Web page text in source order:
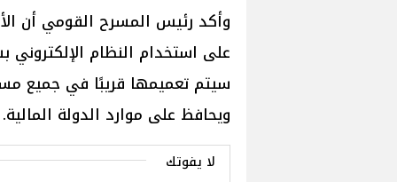
وأكد رئيس المسرح القومي أن
على استخدام النظام الإلكتروني
سيتم تعميمها قريبًا في جميع
ويحافظ على موارد الدولة المالية.
لا يفوتك